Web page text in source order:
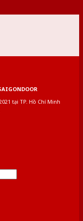
tại TP. Hồ Chí Minh